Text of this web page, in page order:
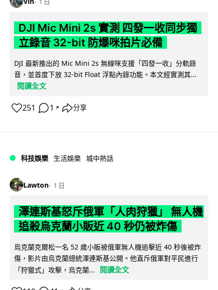
DJI Mic Mini 2s 實測 四發一收同步獨
立錄音 32-bit 防爆咪拍片必備
DJI 最新推出的 Mic Mini 2s 無線咪支援「四發一收」分軌錄
音，並首度下放 32-bit Float 浮點內錄功能。本文經實測其...
閱讀全文
251 1 ↗ 分享
科技娛樂 生活娛樂 城中熱話
Lawton 1 日
澤連斯基怒斥俄軍「人肉狩獵」 無人機
追殺烏克蘭小販近 40 秒仍被炸傷
烏克蘭克爾松一名 52 歲小販被俄軍無人機追擊近 40 秒後被炸
傷，影片由烏克蘭總統澤連斯基公開。他直斥俄軍對平民進行
「狩獵式」攻擊，烏克蘭...
閱讀全文